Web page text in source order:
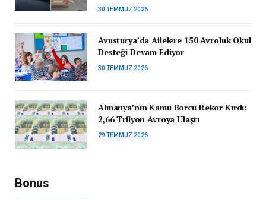
30 TEMMUZ 2026
Avusturya’da Ailelere 150 Avroluk Okul
Desteği Devam Ediyor
30 TEMMUZ 2026
Almanya’nın Kamu Borcu Rekor Kırdı:
2,66 Trilyon Avroya Ulaştı
29 TEMMUZ 2026
Bonus